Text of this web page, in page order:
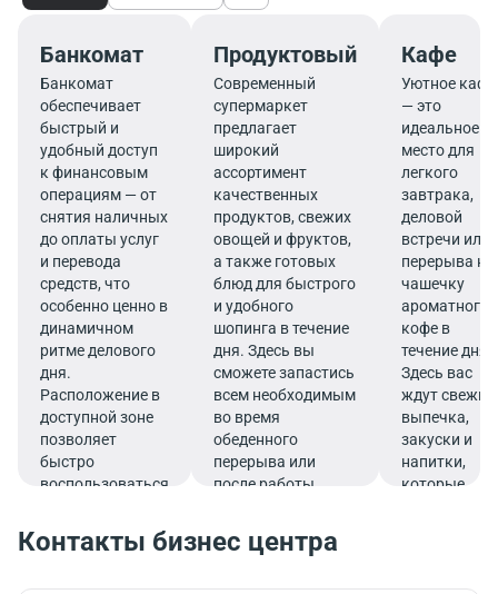
Банкомат
Банкомат
обеспечивает
быстрый и
удобный доступ
к финансовым
операциям — от
снятия наличных
до оплаты услуг
и перевода
средств, что
особенно ценно в
динамичном
ритме делового
дня.
Расположение в
доступной зоне
позволяет
быстро
воспользоваться
Продуктовый
Современный
супермаркет
предлагает
широкий
ассортимент
качественных
продуктов, свежих
овощей и фруктов,
а также готовых
блюд для быстрого
и удобного
шопинга в течение
дня. Здесь вы
сможете запастись
всем необходимым
во время
обеденного
перерыва или
после работы.
Кафе
Уютное кафе
— это
идеальное
место для
легкого
завтрака,
деловой
встречи или
перерыва на
чашечку
ароматного
кофе в
течение дня.
Здесь вас
ждут свежие
выпечка,
закуски и
напитки,
которые
Контакты бизнес центра